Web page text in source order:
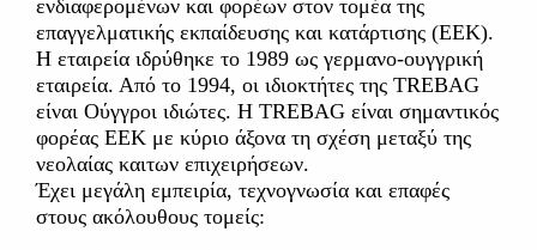
ενδιαφερομένων και φορέων στον τομέα της
επαγγελματικής εκπαίδευσης και κατάρτισης (ΕΕΚ).
Η εταιρεία ιδρύθηκε το 1989 ως γερμανο-ουγγρική
εταιρεία. Από το 1994, οι ιδιοκτήτες της TREBAG
είναι Ούγγροι ιδιώτες. Η TREBAG είναι σημαντικός
φορέας ΕΕΚ με κύριο άξονα τη σχέση μεταξύ της
νεολαίας καιτων επιχειρήσεων.
Έχει μεγάλη εμπειρία, τεχνογνωσία και επαφές
στους ακόλουθους τομείς: